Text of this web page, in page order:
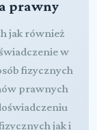
prawny
jak również
w
fizycznych
prawnych
jak i